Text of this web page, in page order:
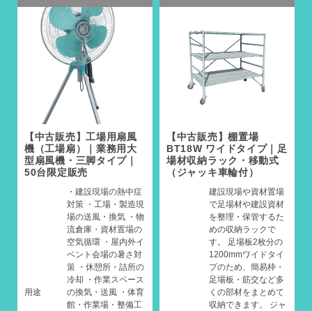
数量限定で販売します。
【中古販売】工場用扇風
機（工場扇）｜業務用大
型扇風機・三脚タイプ｜
50台限定販売
用途
・建設現場の熱中症
対策 ・工場・製造現
場の送風・換気 ・物
流倉庫・資材置場の
空気循環 ・屋内外イ
ベント会場の暑さ対
策 ・休憩所・詰所の
冷却 ・作業スペース
の換気・送風 ・体育
館・作業場・整備工
【中古販売】棚置場
BT18W ワイドタイプ｜足
場材収納ラック・移動式
（ジャッキ車輪付）
建設現場や資材置場
で足場材や建設資材
を整理・保管するた
めの収納ラックで
す。 足場板2枚分の
1200mmワイドタイ
プのため、簡易枠・
足場板・筋交など多
くの部材をまとめて
収納できます。 ジャ